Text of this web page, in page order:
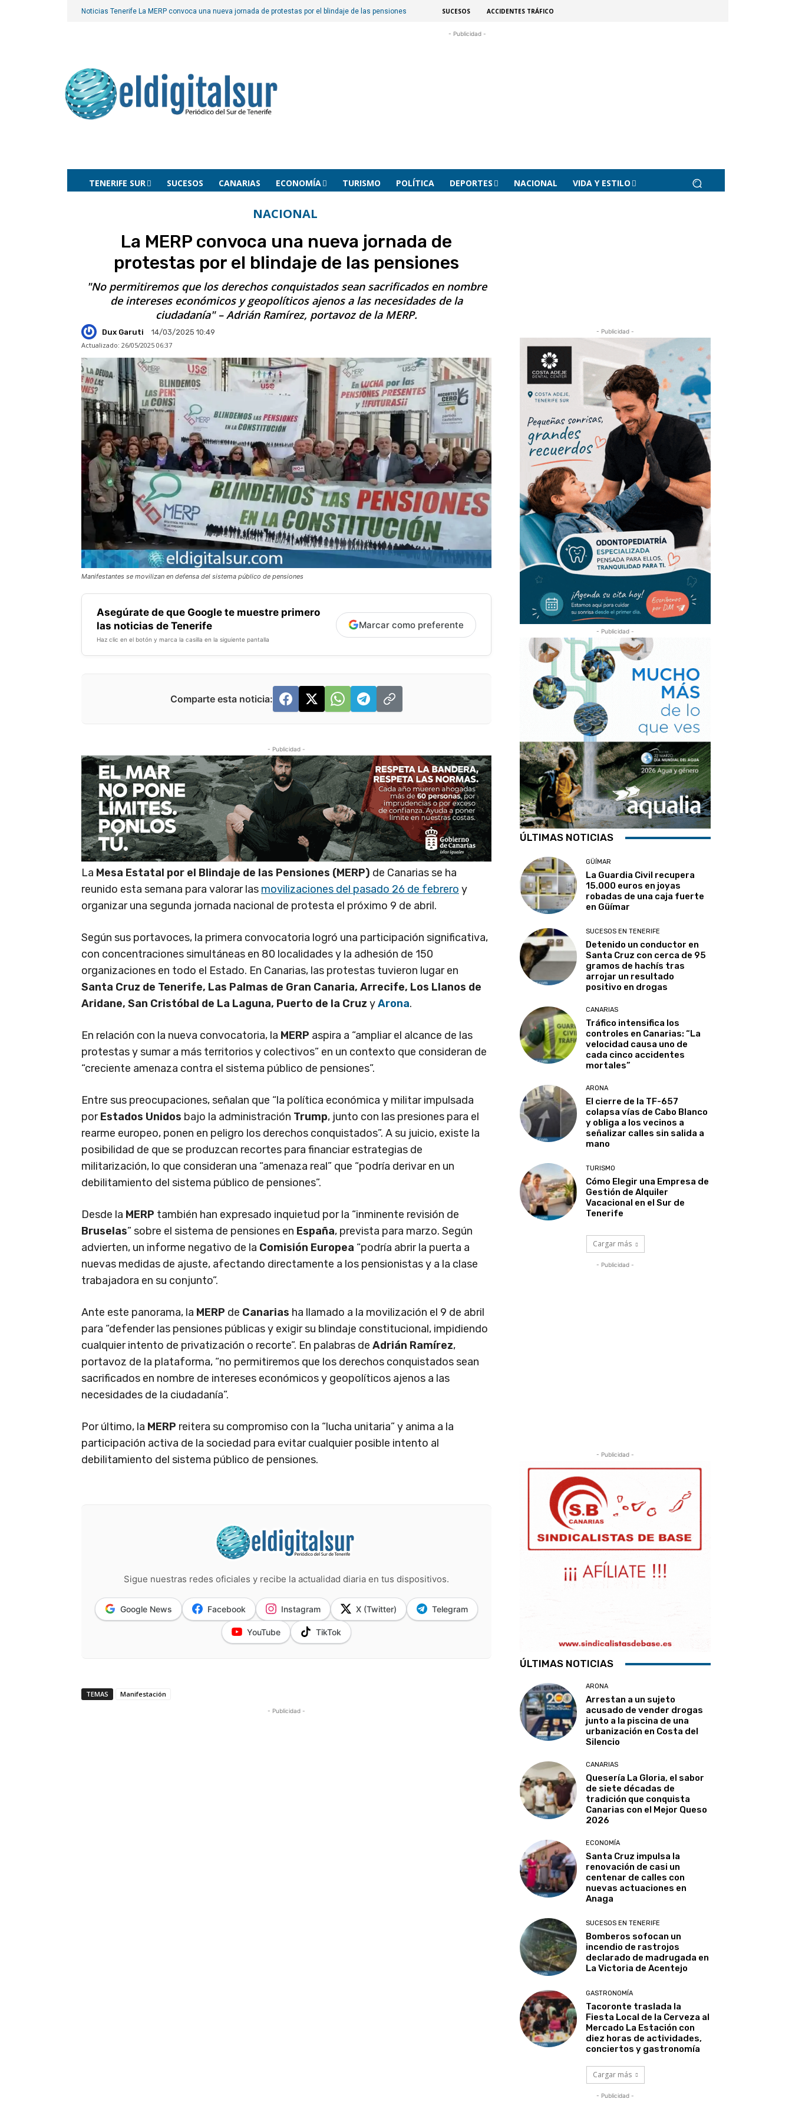
Noticias Tenerife La MERP convoca una nueva jornada de protestas por el blindaje de las pensiones SUCESOS ACCIDENTES TRÁFICO
- Publicidad -
TENERIFE SUR SUCESOS CANARIAS ECONOMÍA TURISMO POLÍTICA DEPORTES NACIONAL VIDA Y ESTILO
NACIONAL
La MERP convoca una nueva jornada de
protestas por el blindaje de las pensiones
"No permitiremos que los derechos conquistados sean sacrificados en nombre
de intereses económicos y geopolíticos ajenos a las necesidades de la
ciudadanía" – Adrián Ramírez, portavoz de la MERP.
Dux Garuti
14/03/2025 10:49
Actualizado: 26/05/2025 06:37
Manifestantes se movilizan en defensa del sistema público de pensiones
Asegúrate de que Google te muestre primero
las noticias de Tenerife
Haz clic en el botón y marca la casilla en la siguiente pantalla
Marcar como preferente
Comparte esta noticia:
- Publicidad -
La Mesa Estatal por el Blindaje de las Pensiones (MERP) de Canarias se ha
reunido esta semana para valorar las movilizaciones del pasado 26 de febrero y
organizar una segunda jornada nacional de protesta el próximo 9 de abril.
Según sus portavoces, la primera convocatoria logró una participación significativa,
con concentraciones simultáneas en 80 localidades y la adhesión de 150
organizaciones en todo el Estado. En Canarias, las protestas tuvieron lugar en
Santa Cruz de Tenerife, Las Palmas de Gran Canaria, Arrecife, Los Llanos de
Aridane, San Cristóbal de La Laguna, Puerto de la Cruz yArona.
En relación con la nueva convocatoria, la MERP aspira a “ampliar el alcance de las
protestas y sumar a más territorios y colectivos” en un contexto que consideran de
“creciente amenaza contra el sistema público de pensiones”.
Entre sus preocupaciones, señalan que “la política económica y militar impulsada
porEstados Unidos bajo la administración Trump, junto con las presiones para el
rearme europeo, ponen en peligro los derechos conquistados”. A su juicio, existe la
posibilidad de que se produzcan recortes para financiar estrategias de
militarización, lo que consideran una “amenaza real” que “podría derivar en un
debilitamiento del sistema público de pensiones”.
Desde la MERP también han expresado inquietud por la “inminente revisión de
Bruselas” sobre el sistema de pensiones en España, prevista para marzo. Según
advierten, un informe negativo de la Comisión Europea “podría abrir la puerta a
nuevas medidas de ajuste, afectando directamente a los pensionistas y a la clase
trabajadora en su conjunto”.
Ante este panorama, la MERP de Canarias ha llamado a la movilización el 9 de abril
para “defender las pensiones públicas y exigir su blindaje constitucional, impidiendo
cualquier intento de privatización o recorte”. En palabras de Adrián Ramírez,
portavoz de la plataforma, “no permitiremos que los derechos conquistados sean
sacrificados en nombre de intereses económicos y geopolíticos ajenos a las
necesidades de la ciudadanía”.
Por último, la MERP reitera su compromiso con la “lucha unitaria” y anima a la
participación activa de la sociedad para evitar cualquier posible intento al
debilitamiento del sistema público de pensiones.
Sigue nuestras redes oficiales y recibe la actualidad diaria en tus dispositivos.
Google News Facebook Instagram X (Twitter) Telegram
YouTube TikTok
TEMAS Manifestación
- Publicidad -
- Publicidad -
- Publicidad -
ÚLTIMAS NOTICIAS
GÜÍMAR
La Guardia Civil recupera
15.000 euros en joyas
robadas de una caja fuerte
en Güímar
SUCESOS EN TENERIFE
Detenido un conductor en
Santa Cruz con cerca de 95
gramos de hachís tras
arrojar un resultado
positivo en drogas
CANARIAS
Tráfico intensifica los
controles en Canarias: “La
velocidad causa uno de
cada cinco accidentes
mortales”
ARONA
El cierre de la TF-657
colapsa vías de Cabo Blanco
y obliga a los vecinos a
señalizar calles sin salida a
mano
TURISMO
Cómo Elegir una Empresa de
Gestión de Alquiler
Vacacional en el Sur de
Tenerife
Cargar más
- Publicidad -
- Publicidad -
ÚLTIMAS NOTICIAS
ARONA
Arrestan a un sujeto
acusado de vender drogas
junto a la piscina de una
urbanización en Costa del
Silencio
CANARIAS
Quesería La Gloria, el sabor
de siete décadas de
tradición que conquista
Canarias con el Mejor Queso
2026
ECONOMÍA
Santa Cruz impulsa la
renovación de casi un
centenar de calles con
nuevas actuaciones en
Anaga
SUCESOS EN TENERIFE
Bomberos sofocan un
incendio de rastrojos
declarado de madrugada en
La Victoria de Acentejo
GASTRONOMÍA
Tacoronte traslada la
Fiesta Local de la Cerveza al
Mercado La Estación con
diez horas de actividades,
conciertos y gastronomía
Cargar más
- Publicidad -